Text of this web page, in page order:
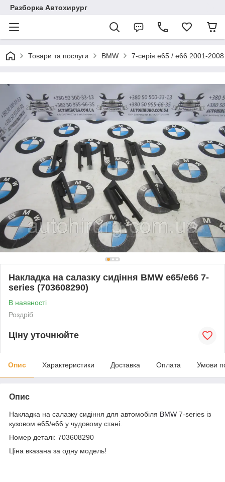
Разборка Автохирург
Товари та послуги BMW 7-серія e65 / e66 2001-2008
Накладка на салазку сидіння BMW e65/e66 7-
series (703608290)
В наявності
Роздріб
Ціну уточнюйте
Опис Характеристики Доставка Оплата Умови
Опис
Накладка на салазку сидіння для автомобіля BMW 7-series із
кузовом e65/e66 у чудовому стані.
Номер деталі: 703608290
Ціна вказана за одну модель!